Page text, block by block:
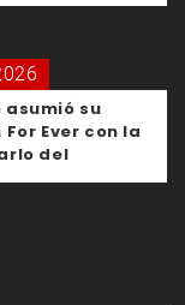
asumió su
Ever con la
del